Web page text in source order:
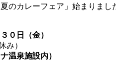
のカレーフェア」始まりまし
０日（金）
み）
泉施設内）